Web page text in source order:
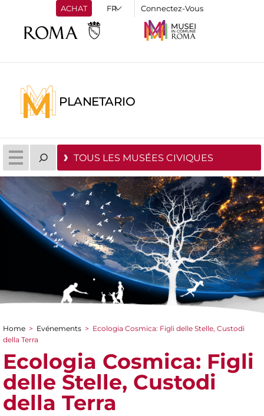
ACHAT Connectez-Vous
PLANETARIO
TOUS LES MUSÉES CIVIQUES
You are here
Home > Evénements > Ecologia Cosmica: Figli delle Stelle, Custodi
della Terra
Ecologia Cosmica: Figli
delle Stelle, Custodi
della Terra